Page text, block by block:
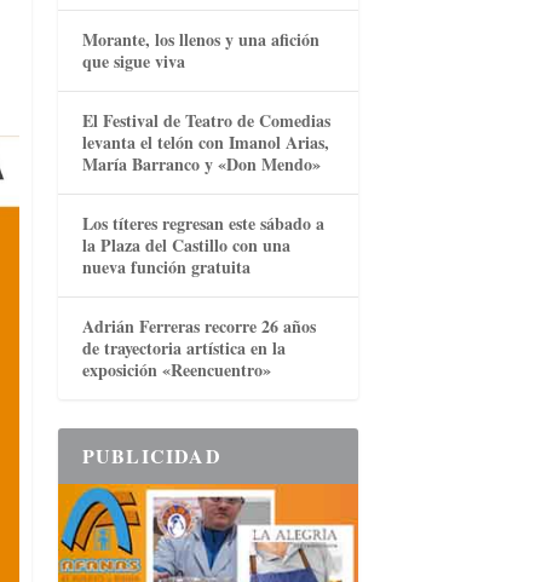
Morante, los llenos y una afición
que sigue viva
El Festival de Teatro de Comedias
levanta el telón con Imanol Arias,
María Barranco y «Don Mendo»
Los títeres regresan este sábado a
la Plaza del Castillo con una
nueva función gratuita
Adrián Ferreras recorre 26 años
de trayectoria artística en la
exposición «Reencuentro»
PUBLICIDAD